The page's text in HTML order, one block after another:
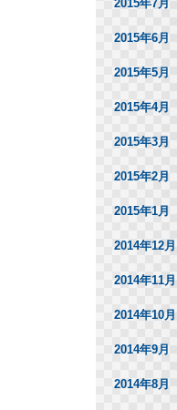
2015年7月
2015年6月
2015年5月
2015年4月
2015年3月
2015年2月
2015年1月
2014年12月
2014年11月
2014年10月
2014年9月
2014年8月